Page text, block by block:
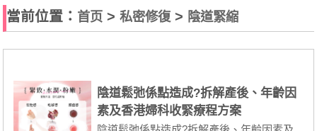
當前位置： 首页 >私密修復 > 陰道緊縮
陰道鬆弛係點造成?拆解產後、年齡因
素及香港婦科收緊療程方案